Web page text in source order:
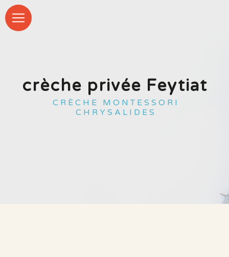
crèche privée Feytiat
CRÈCHE MONTESSORI
CHRYSALIDES
Panneau de gestion des cookies